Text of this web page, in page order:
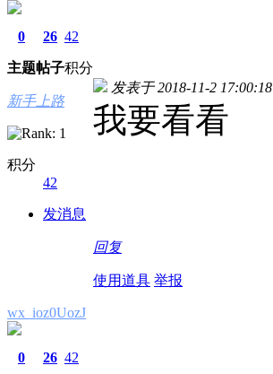
0
主题
26
帖子
42
积分
新手上路
积分
42
发消息
发表于 2018-11-2 17:00:18
我要看看
回复
使用道具 举报
wx_ioz0UozJ
0 26 42